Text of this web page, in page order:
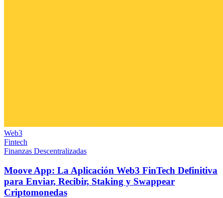
Web3
Fintech
Finanzas Descentralizadas
Moove App: La Aplicación Web3 FinTech Definitiva
para Enviar, Recibir, Staking y Swappear
Criptomonedas